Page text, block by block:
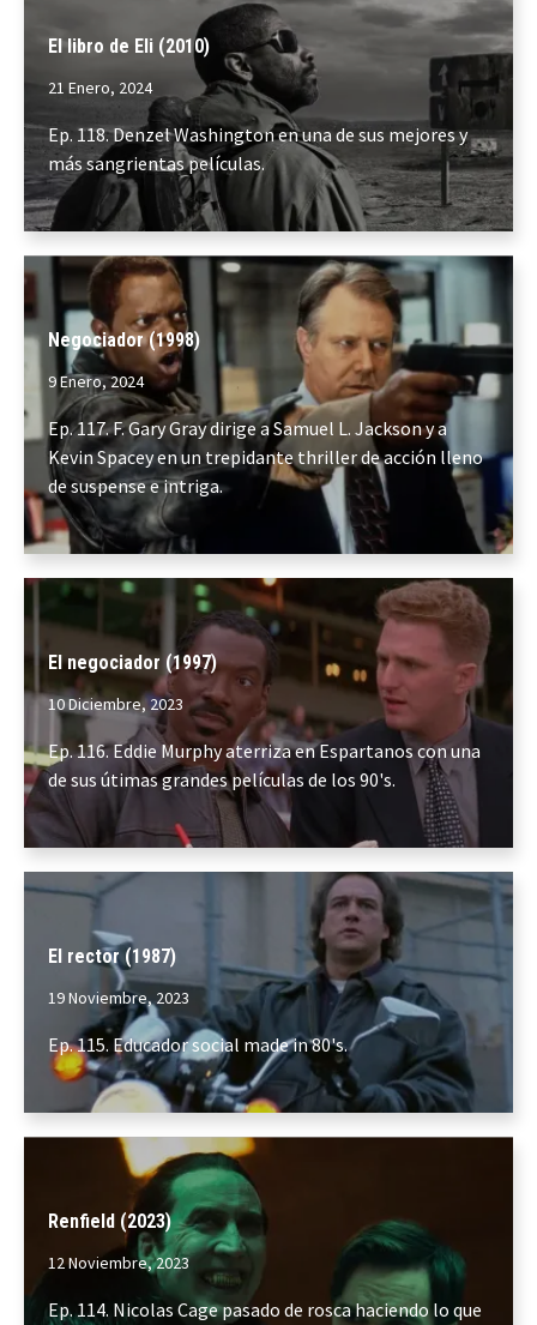
El libro de Eli (2010)
21 Enero, 2024
Ep. 118. Denzel Washington en una de sus mejores y
más sangrientas películas.
Negociador (1998)
9 Enero, 2024
Ep. 117. F. Gary Gray dirige a Samuel L. Jackson y a
Kevin Spacey en un trepidante thriller de acción lleno
de suspense e intriga.
El negociador (1997)
10 Diciembre, 2023
Ep. 116. Eddie Murphy aterriza en Espartanos con una
de sus útimas grandes películas de los 90's.
El rector (1987)
19 Noviembre, 2023
Ep. 115. Educador social made in 80's.
Renfield (2023)
12 Noviembre, 2023
Ep. 114. Nicolas Cage pasado de rosca haciendo lo que